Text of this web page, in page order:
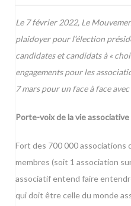
Le 7 février 2022, Le
plaidoyer pour l’élection
candidates et candidats à «
engagements pour les
7 mars pour un face à face
Porte-voix de la vie associative
Fort des 700 000 associations
membres (soit 1 association
associatif entend faire
qui doit être celle du monde